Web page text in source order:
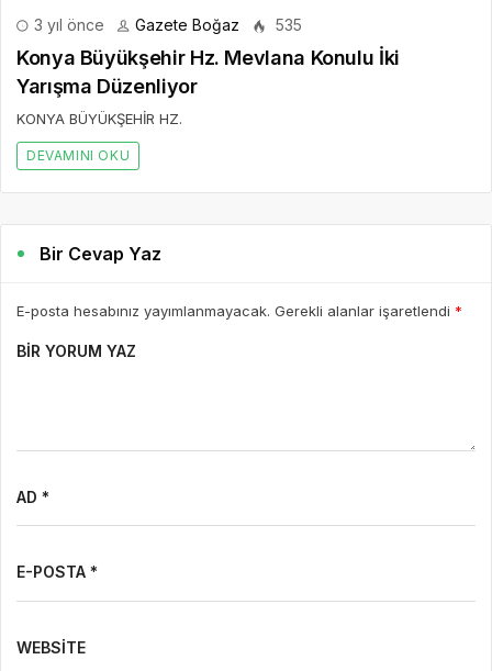
3 yıl önce Gazete Boğaz 535
Konya Büyükşehir Hz. Mevlana Konulu İki
Yarışma Düzenliyor
KONYA BÜYÜKŞEHİR HZ.
DEVAMINI OKU
Bir Cevap Yaz
E-posta hesabınız yayımlanmayacak. Gerekli alanlar işaretlendi *
BIR YORUM YAZ
AD *
E-POSTA *
WEBSITE